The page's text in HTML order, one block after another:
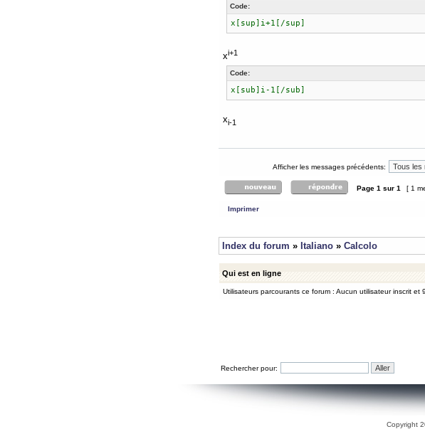
Code:
x[sup]i+1[/sup]
xi+1
Code:
x[sub]i-1[/sub]
xi-1
Afficher les messages précédents:
Page 1 sur 1 [ 1
Imprimer
Index du forum » Italiano » Calcolo
Qui est en ligne
Utilisateurs parcourants ce forum : Aucun utilisateur inscrit et
Rechercher pour:
Copyright